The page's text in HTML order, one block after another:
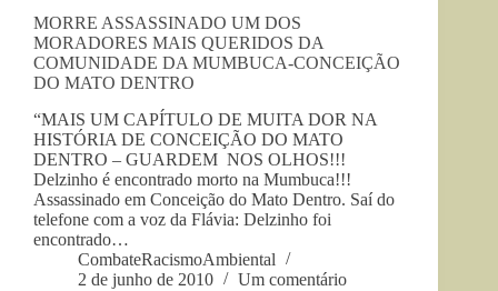
MORRE ASSASSINADO UM DOS
MORADORES MAIS QUERIDOS DA
COMUNIDADE DA MUMBUCA-CONCEIÇÃO
DO MATO DENTRO
“MAIS UM CAPÍTULO DE MUITA DOR NA
HISTÓRIA DE CONCEIÇÃO DO MATO
DENTRO – GUARDEM NOS OLHOS!!!
Delzinho é encontrado morto na Mumbuca!!!
Assassinado em Conceição do Mato Dentro. Saí do
telefone com a voz da Flávia: Delzinho foi
encontrado…
CombateRacismoAmbiental
2 de junho de 2010
Um comentário